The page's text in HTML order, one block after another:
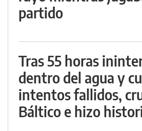
partido
Tras 55 horas
dentro del agua y
intentos fallidos,
Báltico e hizo